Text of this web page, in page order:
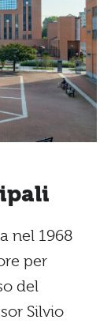
nel 1968
per
del
Silvio